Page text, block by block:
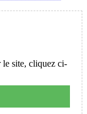
le site, cliquez ci-